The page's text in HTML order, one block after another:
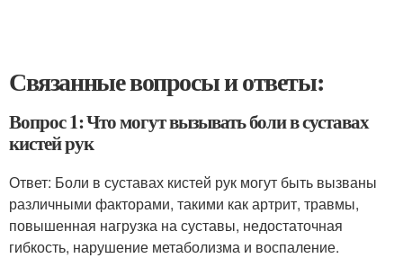
Связанные вопросы и ответы:
Вопрос 1: Что могут вызывать боли в суставах
кистей рук
Ответ: Боли в суставах кистей рук могут быть вызваны
различными факторами, такими как артрит, травмы,
повышенная нагрузка на суставы, недостаточная
гибкость, нарушение метаболизма и воспаление.